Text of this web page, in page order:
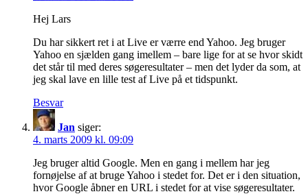
Hej Lars
Du har sikkert ret i at Live er værre end Yahoo. Jeg bruger
Yahoo en sjælden gang imellem – bare lige for at se hvor skidt
det står til med deres søgeresultater – men det lyder da som, at
jeg skal lave en lille test af Live på et tidspunkt.
Besvar
Jan siger:
4. marts 2009 kl. 09:09
Jeg bruger altid Google. Men en gang i mellem har jeg
fornøjelse af at bruge Yahoo i stedet for. Det er i den situation,
hvor Google åbner en URL i stedet for at vise søgeresultater.